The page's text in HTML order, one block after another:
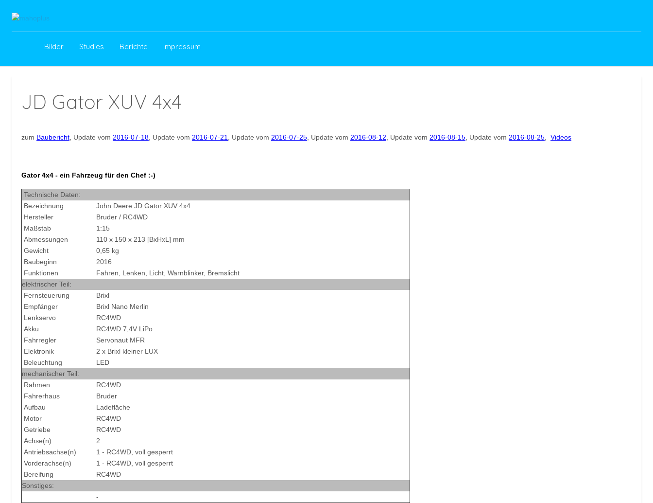
Bilder Studies Berichte Impressum
JD Gator XUV 4x4
zum Baubericht , Update vom 2016-07-18 , Update vom 2016-07-21 , Update vom 2016-07-25 , Update vom 2016-08-12 , Update vom 2016-08-15 , Update vom 2016-08-25 Videos
Gator 4x4 - ein Fahrzeug für den Chef :-)
Technische Daten:
Bezeichnung
John Deere JD Gator XUV 4x4
Hersteller
Bruder / RC4WD
Maßstab
1:15
Abmessungen
110 x 150 x 213 [BxHxL] mm
Gewicht
0,65 kg
Baubeginn
2016
Funktionen
Fahren, Lenken, Licht, Warnblinker, Bremslicht
elektrischer Teil:
Fernsteuerung
Brixl
Empfänger
Brixl Nano Merlin
Lenkservo
RC4WD
Akku
RC4WD 7,4V LiPo
Fahrregler
Servonaut MFR
Elektronik
2 x Brixl kleiner LUX
Beleuchtung
LED
mechanischer Teil:
Rahmen
RC4WD
Fahrerhaus
Bruder
Aufbau
Ladefläche
Motor
RC4WD
Getriebe
RC4WD
Achse(n)
2
Antriebsachse(n)
1 - RC4WD, voll gesperrt
Vorderachse(n)
1 - RC4WD, voll gesperrt
Bereifung
RC4WD
Sonstiges:
-